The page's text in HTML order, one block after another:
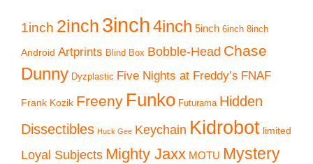
1inch 2inch 3inch4inch 5inch 6inch 8inch
Android Artprints Blind Box Bobble-Head Chase
Dunny Dyzplastic Five Nights at Freddy’s FNAF
Frank Kozik Freeny Funko Futurama Hidden
Dissectibles Huck Gee Keychain Kidrobot limited
Loyal Subjects Mighty Jaxx MOTU Mystery